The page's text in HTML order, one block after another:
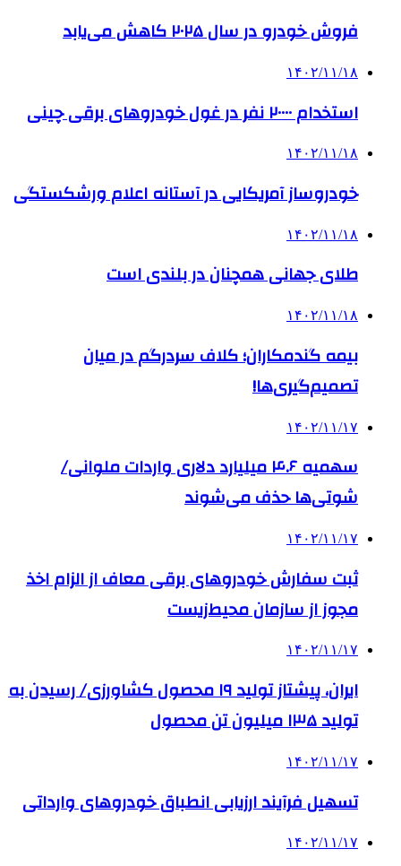
فروش خودرو در سال ۲۰۲۵ کاهش می‌یابد
۱۴۰۲/۱۱/۱۸
استخدام ۲۰۰۰۰ نفر در غول خودروهای برقی چینی
۱۴۰۲/۱۱/۱۸
خودروساز آمریکایی در آستانه اعلام ورشکستگی
۱۴۰۲/۱۱/۱۸
طلای جهانی همچنان در بلندی است
۱۴۰۲/۱۱/۱۸
بیمه گندمکاران؛ کلاف سردرگم در میان
تصمیم‌گیری‌ها!
۱۴۰۲/۱۱/۱۷
سهمیه ۴.۶ میلیارد دلاری واردات ملوانی/
شوتی‌ها حذف می‌شوند
۱۴۰۲/۱۱/۱۷
ثبت سفارش خودروهای برقی معاف از الزام اخذ
مجوز از سازمان محیط‌زیست
۱۴۰۲/۱۱/۱۷
ایران، پیشتاز تولید ۱۹ محصول کشاورزی/ رسیدن به
تولید ۱۳۵ میلیون تن محصول
۱۴۰۲/۱۱/۱۷
تسهیل فرآیند ارزیابی انطباق خودروهای وارداتی
۱۴۰۲/۱۱/۱۷